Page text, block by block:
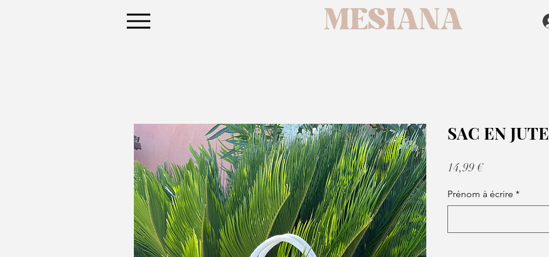
SAC EN JUTE
14,99 €Prix
Prénom à écrire *